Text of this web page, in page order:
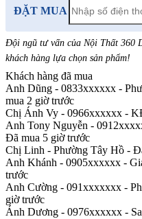
ĐẶT MUA
Đội ngũ tư vấn của Nội Thất 360
khách hàng lựa chọn sản phẩm!
Khách hàng đã mua
Anh Dũng - 0833xxxxxx -
mua 2 giờ trước
Chị Ánh Vy - 0966xxxxxx -
Anh Tony Nguyễn -
Đã mua 5 giờ trước
Chị Linh - Phường Tây Hồ -
Anh Khánh - 0905xxxxxx -
trước
Anh Cường - 091xxxxxxx -
giờ trước
Ánh Dương - 0976xxxxxx -